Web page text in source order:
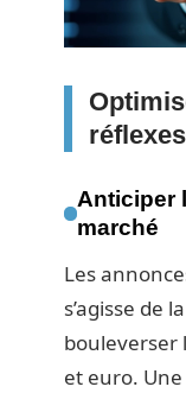
Anticiper
marché
Les
s’agisse de
bouleverser
et euro.